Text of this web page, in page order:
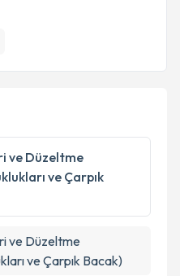
ve Düzeltme
ve Çarpık
ve Düzeltme
ve Çarpık Bacak)